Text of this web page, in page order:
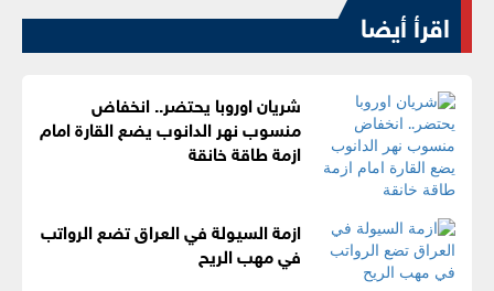
اقرأ أيضا
شريان اوروبا يحتضر.. انخفاض
منسوب نهر الدانوب يضع القارة امام
ازمة طاقة خانقة
ازمة السيولة في العراق تضع الرواتب
في مهب الريح